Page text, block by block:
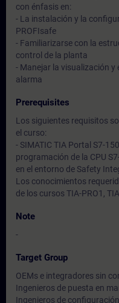
con énfasis en:
- La instalación y la
PROFIsafe
- Familiarizarse con la
control de la planta
- Manejar la visualización
alarma
Prerequisites
Los siguientes requisitos
el curso:
- SIMATIC TIA Portal S7-
programación de la CPU
en el entorno de Safety
Los conocimientos
de los cursos TIA-PRO1,
Note
-
Target Group
OEMs e integradores sin
Ingenieros de puesta en
Ingenieros de configuración